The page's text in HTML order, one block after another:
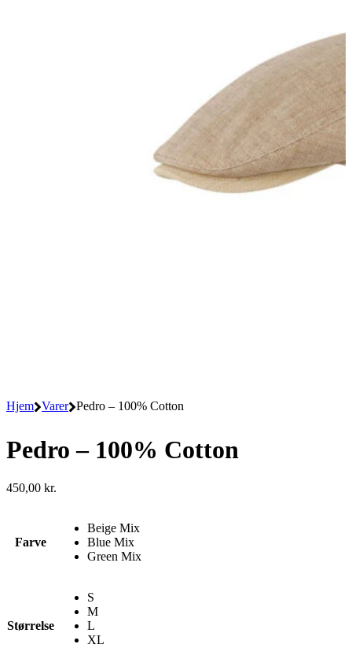
Hjem Varer Pedro – 100% Cotton
Pedro – 100% Cotton
450,00 kr.
Farve
Beige Mix
Blue Mix
Green Mix
Størrelse
S
M
L
XL